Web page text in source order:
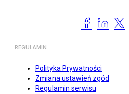
REGULAMIN
Polityka Prywatności
Zmiana ustawień zgód
Regulamin serwisu